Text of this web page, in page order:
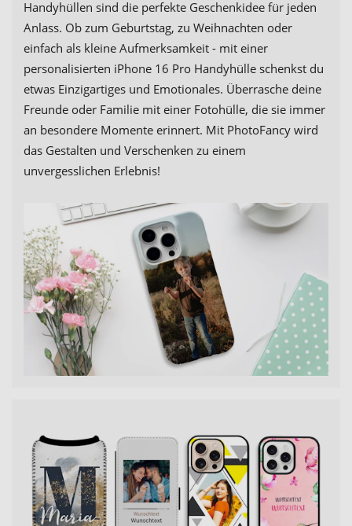
Handyhüllen sind die perfekte Geschenkidee für jeden
Anlass. Ob zum Geburtstag, zu Weihnachten oder
einfach als kleine Aufmerksamkeit - mit einer
personalisierten iPhone 16 Pro Handyhülle schenkst du
etwas Einzigartiges und Emotionales. Überrasche deine
Freunde oder Familie mit einer Fotohülle, die sie immer
an besondere Momente erinnert. Mit PhotoFancy wird
das Gestalten und Verschenken zu einem
unvergesslichen Erlebnis!